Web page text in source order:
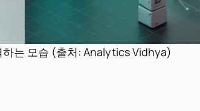
하는 모습 (출처: Analytics Vidhya)